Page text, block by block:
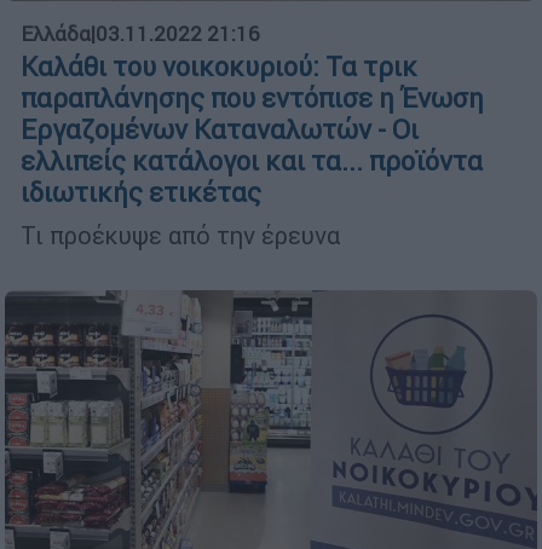
Ελλάδα|03.11.2022 21:16
Καλάθι του νοικοκυριού: Τα τρικ
παραπλάνησης που εντόπισε η Ένωση
Εργαζομένων Καταναλωτών - Οι
ελλιπείς κατάλογοι και τα... προϊόντα
ιδιωτικής ετικέτας
Τι προέκυψε από την έρευνα